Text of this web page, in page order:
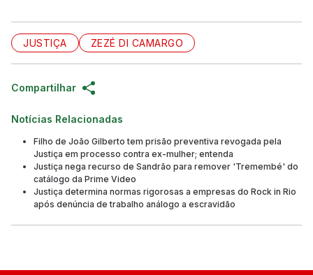
JUSTIÇA ZEZÉ DI CAMARGO
Compartilhar
Notícias Relacionadas
Filho de João Gilberto tem prisão preventiva revogada pela
Justiça em processo contra ex-mulher; entenda
Justiça nega recurso de Sandrão para remover 'Tremembé' do
catálogo da Prime Video
Justiça determina normas rigorosas a empresas do Rock in Rio
após denúncia de trabalho análogo a escravidão